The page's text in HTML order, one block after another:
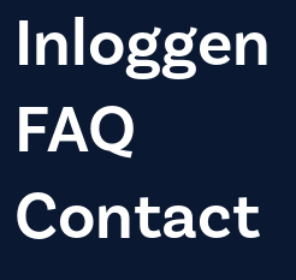
Inloggen
FAQ
Contact